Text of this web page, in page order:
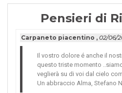
Pensieri di
Carpaneto piacentino , 02/06/
Il vostro dolore é anche il
questo triste momento
veglierà su di voi dal cielo
Un abbraccio Alma, Stefano